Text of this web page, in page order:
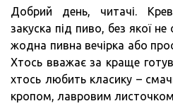
Добрий день, читачі.
закуска під пиво, без якої
жодна пивна вечірка або
Хтось вважає за краще
хтось любить класику –
кропом, лавровим листочком